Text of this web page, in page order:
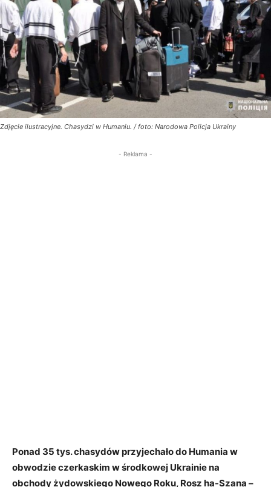
Zdjęcie ilustracyjne. Chasydzi w Humaniu. / foto: Narodowa Policja Ukrainy
- Reklama -
Ponad 35 tys. chasydów przyjechało do Humania w
obwodzie czerkaskim w środkowej Ukrainie na
obchody żydowskiego Nowego Roku, Rosz ha-Szana –